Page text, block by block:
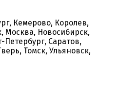
Кемерово, Королев,
Москва, Новосибирск,
Петербург, Саратов,
Томск, Ульяновск,